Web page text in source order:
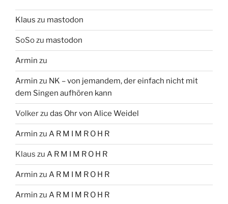
Klaus zu mastodon
SoSozu mastodon
Armin zu
Armin zu NK – von jemandem, der einfach nicht mit
dem Singen aufhören kann
Volkerzu das Ohr von Alice Weidel
Armin zu A R M I M R O H R
Klaus zu A R M I M R O H R
Armin zu A R M I M R O H R
Armin zu A R M I M R O H R